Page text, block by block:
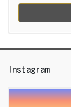
Instagram